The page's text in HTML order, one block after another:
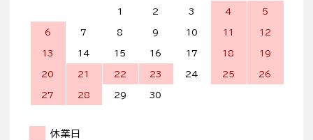
1 2 3 4 5
6 7 8 9 10 11 12
13 14 15 16 17 18 19
20 21 22 23 24 25 26
27 28 29 30
休業日